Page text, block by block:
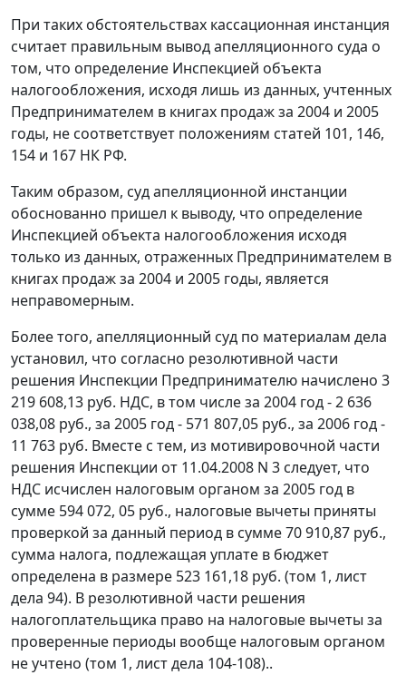
При таких обстоятельствах кассационная инстанция
считает правильным вывод апелляционного суда о
том, что определение Инспекцией объекта
налогообложения, исходя лишь из данных, учтенных
Предпринимателем в книгах продаж за 2004 и 2005
годы, не соответствует положениям статей 101, 146,
154 и 167 НК РФ.
Таким образом, суд апелляционной инстанции
обоснованно пришел к выводу, что определение
Инспекцией объекта налогообложения исходя
только из данных, отраженных Предпринимателем в
книгах продаж за 2004 и 2005 годы, является
неправомерным.
Более того, апелляционный суд по материалам дела
установил, что согласно резолютивной части
решения Инспекции Предпринимателю начислено 3
219 608,13 руб. НДС, в том числе за 2004 год - 2 636
038,08 руб., за 2005 год - 571 807,05 руб., за 2006 год -
11 763 руб. Вместе с тем, из мотивировочной части
решения Инспекции от 11.04.2008 N 3 следует, что
НДС исчислен налоговым органом за 2005 год в
сумме 594 072, 05 руб., налоговые вычеты приняты
проверкой за данный период в сумме 70 910,87 руб.,
сумма налога, подлежащая уплате в бюджет
определена в размере 523 161,18 руб. (том 1, лист
дела 94). В резолютивной части решения
налогоплательщика право на налоговые вычеты за
проверенные периоды вообще налоговым органом
не учтено (том 1, лист дела 104-108)..